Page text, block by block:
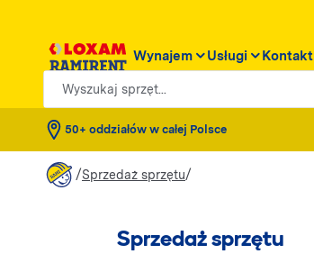
Wynajem Usługi Kontakt
Wyszukaj sprzęt...
50+ oddziałów w całej Polsce
/Sprzedaż sprzętu/
Sprzedaż sprzętu